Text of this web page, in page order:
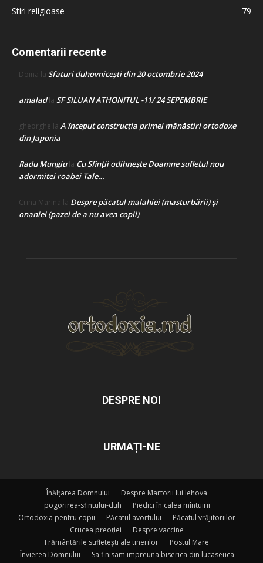
Stiri religioase
79
Comentarii recente
Doina la Sfaturi duhovnicești din 20 octombrie 2024
amaladla SF SILUAN ATHONITUL -11/ 24 SEPEMBRIE
gheorghe la A început construcţia primei mănăstiri ortodoxe
din Japonia
Radu Mungiula Cu Sfinții odihnește Doamne sufletul nou
adormitei roabei Tale…
Crina Marina la Despre păcatul malahiei (masturbării) şi
onaniei (pazei de a nu avea copii)
DESPRE NOI
URMAȚI-NE
Înălțarea Domnului
Despre Martorii lui Iehova
pogorirea-sfintului-duh
Piedici în calea mîntuirii
Ortodoxia pentru copii
Păcatul avortului
Păcatul vrăjitoriilor
Crucea preoției
Despre vaccine
Frământările sufletești ale tinerilor
Postul Mare
Învierea Domnului
Sa finisam impreuna biserica din lucaseuca